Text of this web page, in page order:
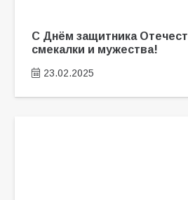
С Днём защитника
смекалки и мужества!
23.02.2025